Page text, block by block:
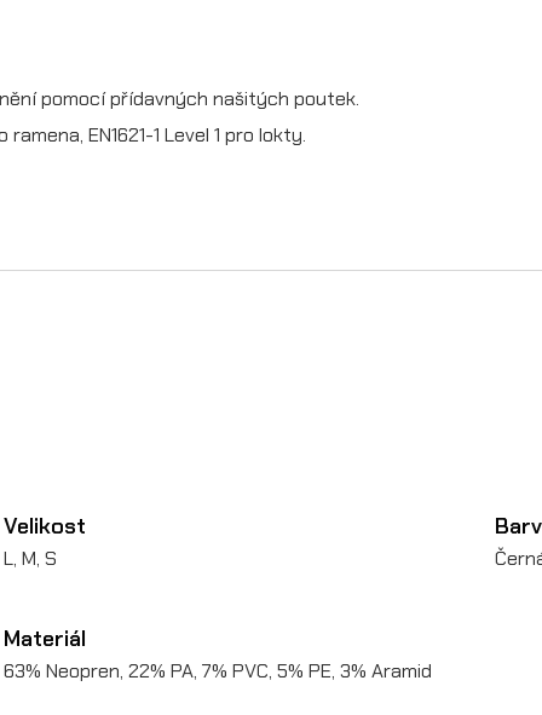
i
B
pomocí přídavných našitých poutek.
EN1621-1 Level 1 pro lokty.
Velikost
L, M, S
Materiál
63% Neopren, 22% PA, 7% PVC, 5% PE, 3% Aramid